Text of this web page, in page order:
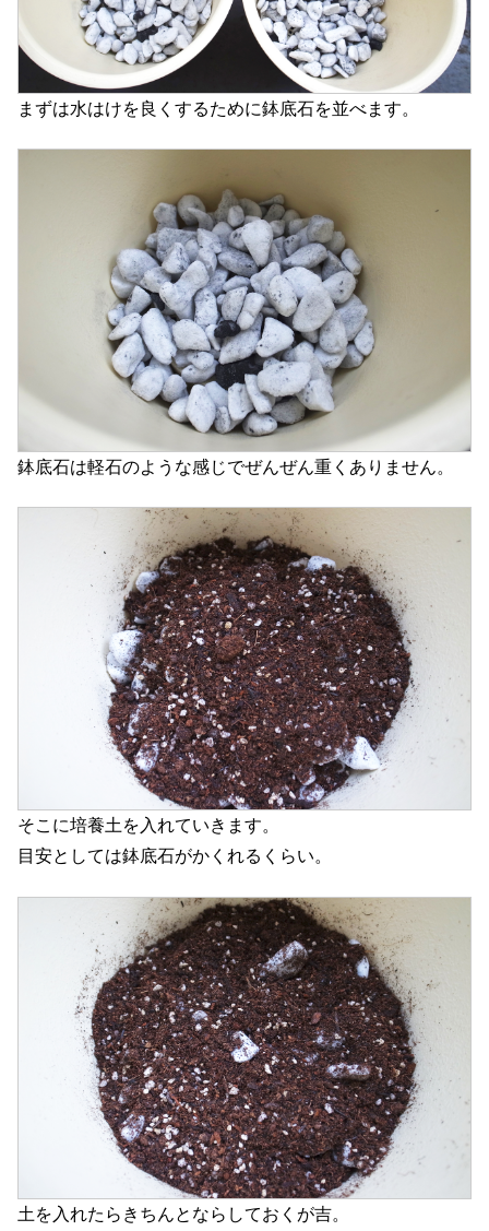
まずは水はけを良くするために鉢底石を並べます。
鉢底石は軽石のような感じでぜんぜん重くありません。
そこに培養土を入れていきます。
目安としては鉢底石がかくれるくらい。
土を入れたらきちんとならしておくが吉。